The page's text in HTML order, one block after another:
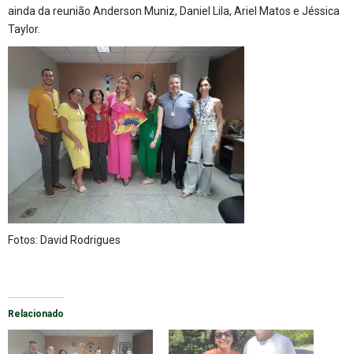
ainda da reunião Anderson Muniz, Daniel Lila, Ariel Matos e Jéssica
Taylor.
Fotos: David Rodrigues
Relacionado